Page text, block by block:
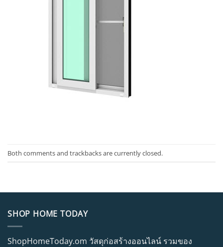
Both comments and trackbacks are currently closed.
SHOP HOME TODAY
ShopHomeToday.om วัสดุก่อสร้างออนไลน์ รวมของ